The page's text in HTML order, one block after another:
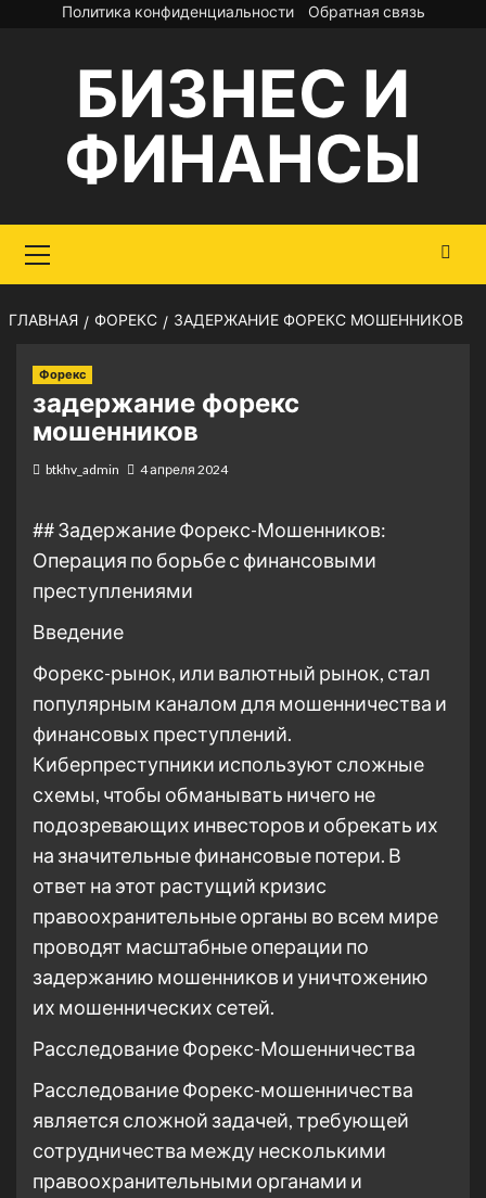
Перейти
содержимому
Политика конфиденциальности Обратная связь
БИЗНЕС И
ФИНАНСЫ
меню
ГЛАВНАЯ ФОРЕКС ЗАДЕРЖАНИЕ ФОРЕКС МОШЕННИКОВ
Форекс
задержание форекс
мошенников
btkhv_admin 4 апреля 2024
## Задержание Форекс-Мошенников:
Операция по борьбе с финансовыми
преступлениями
Введение
Форекс-рынок, или валютный рынок, стал
популярным каналом для мошенничества и
финансовых преступлений.
Киберпреступники используют сложные
схемы, чтобы обманывать ничего не
подозревающих инвесторов и обрекать их
на значительные финансовые потери. В
ответ на этот растущий кризис
правоохранительные органы во всем мире
проводят масштабные операции по
задержанию мошенников и уничтожению
их мошеннических сетей.
Расследование Форекс-Мошенничества
Расследование Форекс-мошенничества
является сложной задачей, требующей
сотрудничества между несколькими
правоохранительными органами и